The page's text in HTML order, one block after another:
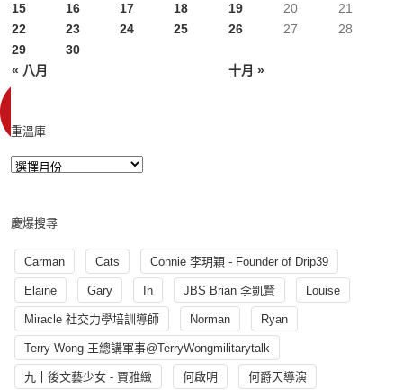
« 八月 十月 »
15
16 17 18 19 20
21
22
23 24 25 26 27
28
29
30
重溫庫
慶爆搜尋
Carman Cats Connie 李玥穎 - Founder of Drip39
Elaine Gary In JBS Brian 李凱賢 Louise
Miracle 社交力學培訓導師 Norman Ryan
Terry Wong 王總講軍事@TerryWongmilitarytalk
九十後文藝少女 - 賈雅緻 何啟明 何爵天導演